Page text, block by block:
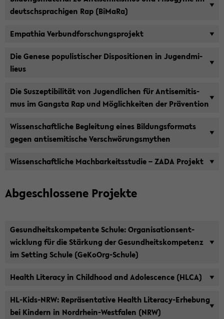
deutsch­spra­chi­gen Rap (Bi­Ma­Ra)
Em­pa­thia Ver­bund­for­schungs­pro­jekt
Die Ge­ne­se po­pu­lis­ti­scher Dis­po­si­tio­nen in Ju­gend­mi­
lieus
Die Sus­zep­ti­bi­li­tät von Ju­gend­li­chen für An­ti­se­mi­tis­
mus im Gangs­ta Rap und Mög­lich­kei­ten der Prä­ven­ti­on
Wis­sen­schaft­li­che Be­glei­tung eines Bil­dungs­for­mats
gegen an­ti­se­mi­ti­sche Ver­schwö­rungs­my­then
Wis­sen­schaft­li­che Mach­bar­keits­stu­die ­– ZADA Pro­jekt
Ab­ge­schlos­se­ne Pro­jek­te
Ge­sund­heits­kom­pe­ten­te Schu­le: Or­ga­ni­sa­ti­ons­ent­
wick­lung für die Stär­kung der Ge­sund­heits­kom­pe­tenz
im Set­ting Schu­le (GeKoOrg-​Schule)
Health Li­ter­a­cy in Child­hood and Ado­le­scence (HLCA)
HL-​Kids-NRW: Re­prä­sen­ta­ti­ve Health Literacy-​Erhebung
bei Kin­dern in Nordrhein-​Westfalen (NRW)